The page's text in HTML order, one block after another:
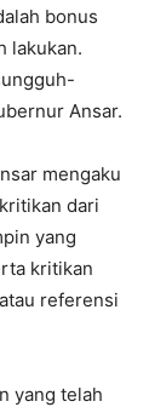
bonus
lakukan.
Ansar.
mengaku
dari
yang
kritikan
referensi
yang telah